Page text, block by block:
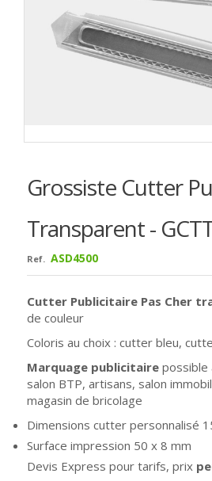
Grossiste Cutter
Transparent -
Ref. ASD4500
Cutter Publicitaire Pas Cher
de couleur
Coloris au choix : cutter bleu,
Marquage publicitaire possible
salon BTP, artisans, salon
magasin de bricolage
Dimensions cutter personnalisé
Surface impression 50 x 8 mm
Devis Express pour tarifs, prix